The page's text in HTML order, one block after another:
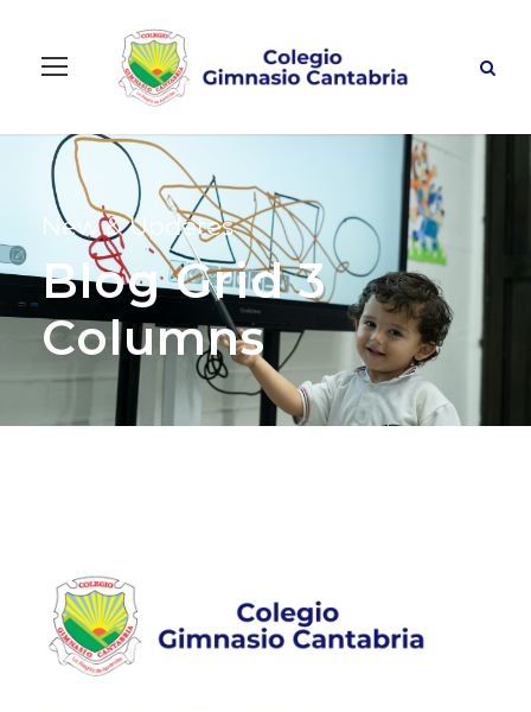
New & Updates
Blog Grid 3
Columns